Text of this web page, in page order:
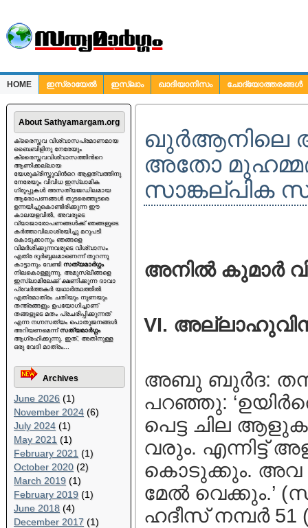
HOME ഇസ്രായേല്‍ ഇസ്ലാം ഖാദിയാനിസം
ചോദ്യോത്തരങ്ങള്‍
ചോദ്യങ്ങള്‍
About Sathyamargam.org
ക്രൈസ്തവ വിശ്വാസപ്രമാണമായ
ബൈബിളിനു നേരേയും
ക്രൈസ്തവവിശ്വാസത്തിന്‍റെ
ആണിക്കല്ലായ
യേശുക്രിസ്തുവിന്‍റെ ആളത്വത്തിനു
നേരേയും വിവിധ ഇസ്ലാമിക
ഗ്രൂപ്പുകള്‍ അസത്യജഡിലമായ
ആരോപണങ്ങള്‍ തുടരെത്തുടരെ
ഉന്നയിച്ചുകൊണ്ടിരിക്കുന്ന ഈ
കാലയളവില്‍, അവരുടെ
വ്യാജാരോപണങ്ങള്‍ക്ക് ഞങ്ങളുടെ
കര്‍ത്താവിലാശ്രയിച്ചു മറുപടി
കൊടുക്കാനും ഞങ്ങളെ
വിമര്‍ശിക്കുന്നവരുടെ വിശ്വാസം
എത്ര ദുര്‍ബ്ബലമാണെന്ന് തുറന്നു
കാട്ടാനും വേണ്ടി സത്യമാര്‍ഗ്ഗം
നിലകൊള്ളുന്നു. അമുസ്ലീങ്ങളെ
ഇസ്ലാമിലേക്ക് ക്ഷണിക്കുന്ന ദാവാ
പ്രവര്‍ത്തകര്‍ യഥാര്‍ത്ഥത്തില്‍
എത്രമാത്രം ചതിയും നുണയും
തന്ത്രങ്ങളും ഉപയോഗിച്ചാണ്
തങ്ങളുടെ മതം പ്രചരിപ്പിക്കുന്നത്
എന്ന നഗ്നസത്യം പൊതുജനങ്ങള്‍
അറിയണമെന്ന്സത്യമാര്‍ഗ്ഗം
ആഗ്രഹിക്കുന്നു. ഇത്, അതിനുള്ള
ഒരു വേദി മാത്രം...
Archives
June 2026 (1)
November 2024 (6)
July 2024 (1)
May 2021 (1)
February 2021 (1)
October 2020 (2)
March 2019 (1)
February 2019 (1)
June 2018 (4)
December 2017 (1)
ഖുര്‍ആനിലെ
അതോ
സാങ്കല്പിക
അനില്‍ കുമാര്‍
VI.
അബു ബുര്‍ദ:
പറഞ്ഞു:
പെട്ട ചില
വരും.
കൊടുക്കും. അവ
മേല്‍ വെക്കും.’
ഹദീസ്‌ നമ്പര്‍ 51